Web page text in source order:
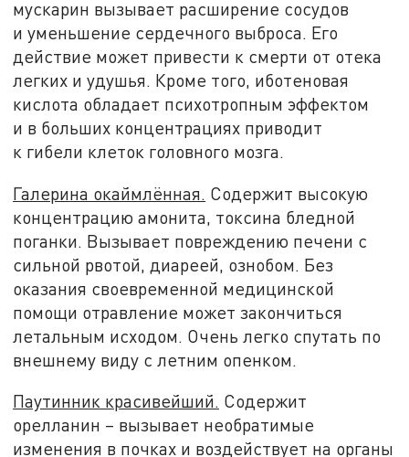
мускарин вызывает расширение сосудов
и уменьшение сердечного выброса. Его
действие может привести к смерти от отека
легких и удушья. Кроме того, иботеновая
кислота обладает психотропным эффектом
и в больших концентрациях приводит
к гибели клеток головного мозга.
Галерина окаймлённая. Содержит высокую
концентрацию амонита, токсина бледной
поганки. Вызывает повреждению печени с
сильной рвотой, диареей, ознобом. Без
оказания своевременной медицинской
помощи отравление может закончиться
летальным исходом. Очень легко спутать по
внешнему виду с летним опенком.
Паутинник красивейший. Содержит
орелланин – вызывает необратимые
изменения в почках и воздействует на органы